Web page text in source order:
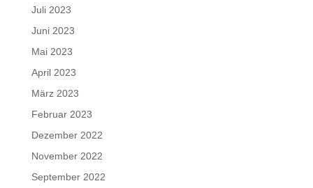
Juli 2023
Juni 2023
Mai 2023
April 2023
März 2023
Februar 2023
Dezember 2022
November 2022
September 2022